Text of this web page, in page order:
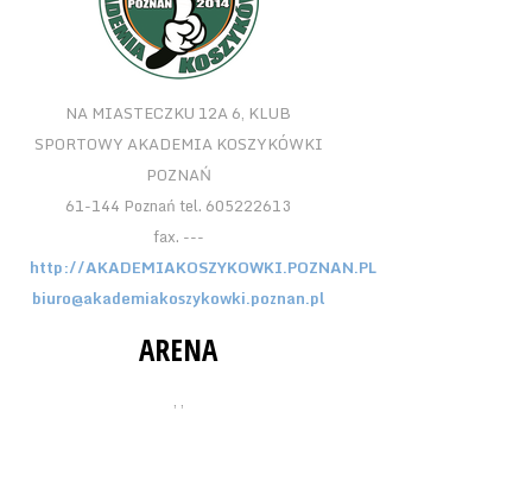
NA MIASTECZKU 12A 6, KLUB
SPORTOWY AKADEMIA KOSZYKÓWKI
POZNAŃ
61-144 Poznań tel. 605222613
fax. ---
http://AKADEMIAKOSZYKOWKI.POZNAN.PL
biuro@akademiakoszykowki.poznan.pl
ARENA
, ,